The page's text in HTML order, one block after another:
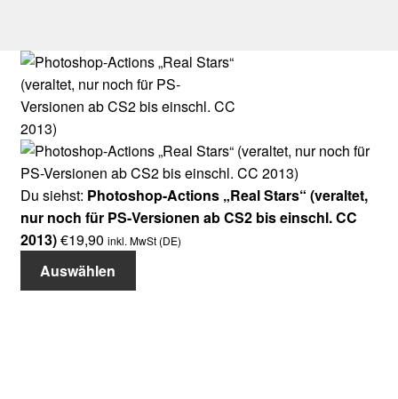
Du siehst: Photoshop-Actions „Real Stars“ (veraltet,
nur noch für PS-Versionen ab CS2 bis einschl. CC
2013)€19,90 inkl. MwSt (DE)
Auswählen